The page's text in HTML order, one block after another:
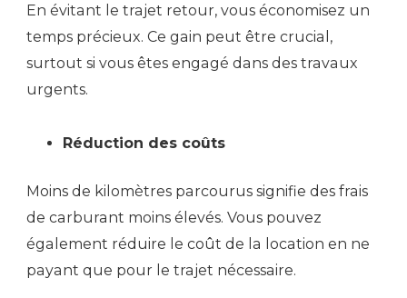
En évitant le trajet retour, vous économisez un
temps précieux. Ce gain peut être crucial,
surtout si vous êtes engagé dans des travaux
urgents.
Réduction des coûts
Moins de kilomètres parcourus signifie des frais
de carburant moins élevés. Vous pouvez
également réduire le coût de la location en ne
payant que pour le trajet nécessaire.